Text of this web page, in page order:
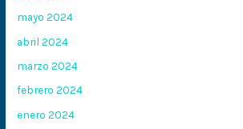
mayo 2024
abril 2024
marzo 2024
febrero 2024
enero 2024